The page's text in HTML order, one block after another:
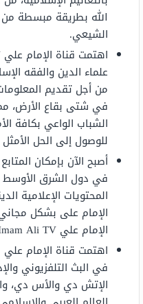
الله بطريقة مبسطة من
الشيعي.
علماء الدين والفقه
من أجل تقديم
في شتى بقاع الأرض،
الشباب الواعي بكافة
للوصول إلى الحل
أصبح الآن بإمكان
في دول الشرق الأوسط
المحتويات الإعلامية
الإمام على بشكل
الإمام علي Imam Ali TV على القمر الصناعي نايل سات.
اهتمت قناة الإمام علي
في البث التلفزيوني
الإتش دي والأس دي،